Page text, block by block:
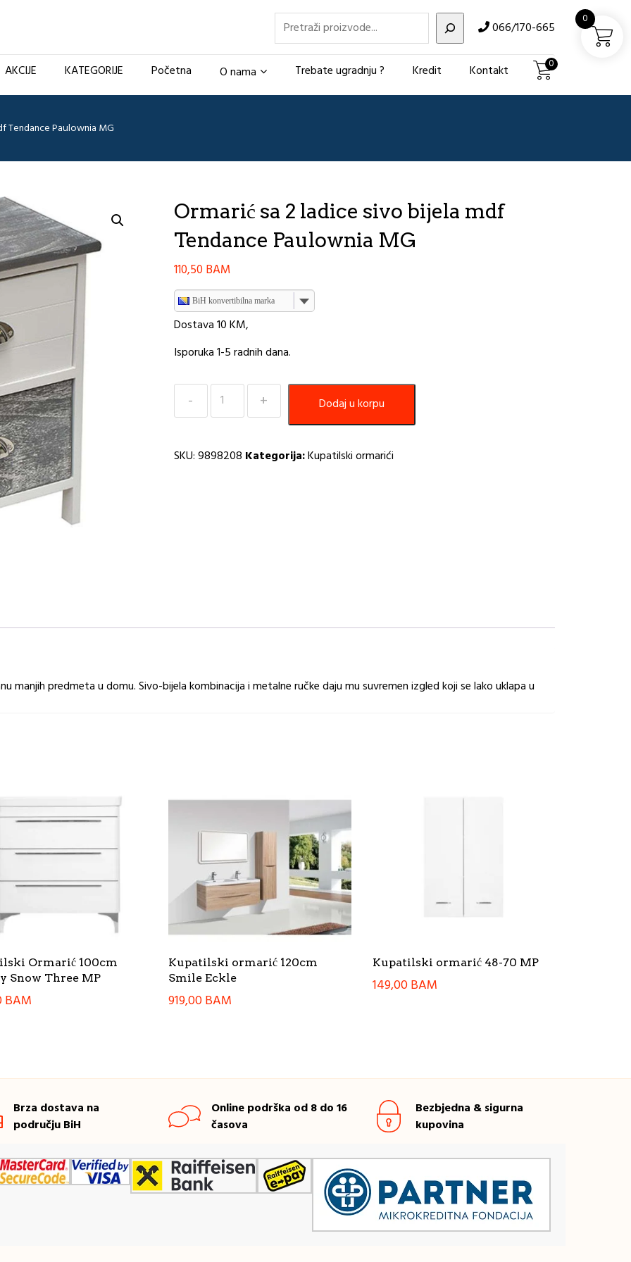
Pretraži 066/170-665
AKCIJE KATEGORIJE Početna O nama Trebate ugradnju ? Kredit Kontakt 0
Tendance Paulownia MG
Ormarić sa 2 ladice sivo bijela mdf
Tendance Paulownia MG
110,50 BAM
BiH konvertibilna marka
Dostava 10 KM,
Isporuka 1-5 radnih dana.
Ormarić
sivo
Dodaj u korpu
SKU:9898208 Kategorija:Kupatilski ormarići
manjih predmeta u domu. Sivo-bijela kombinacija i metalne ručke daju mu suvremen izgled koji se lako uklapa u
Ormarić 100cm
Snow Three MP
BAM
Kupatilski ormarić 120cm
Smile Eckle
919,00BAM
Kupatilski ormarić 48-70 MP
149,00BAM
Brza dostava na
području BiH
Online podrška od 8 do 16
časova
Bezbjedna & sigurna
kupovina
0